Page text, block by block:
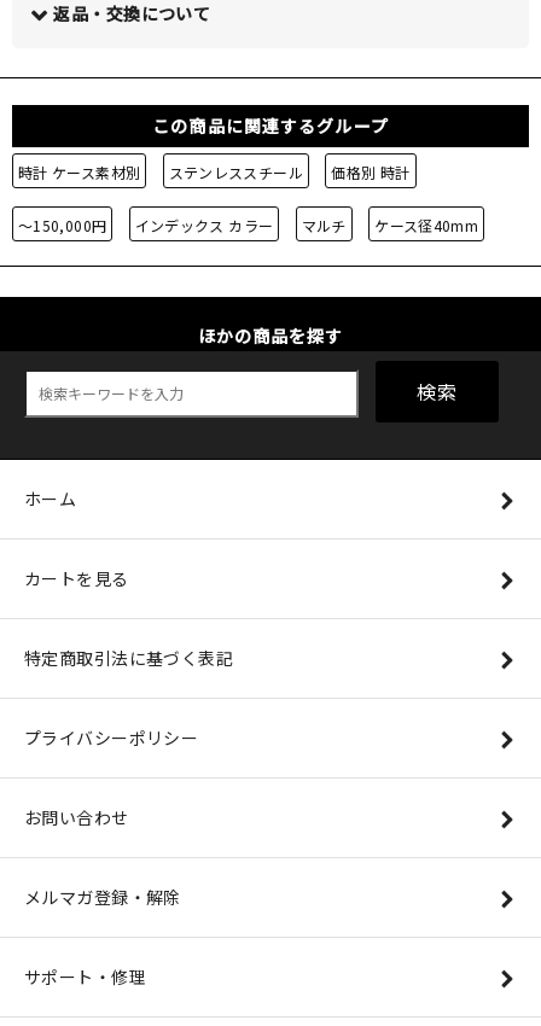
返品・交換について
この商品に関連するグループ
時計 ケース素材別 ステンレススチール 価格別 時計
～150,000円 インデックス カラー マルチ ケース径40mm
ほかの商品を探す
検索
ホーム
カートを見る
特定商取引法に基づく表記
プライバシーポリシー
お問い合わせ
メルマガ登録・解除
サポート・修理